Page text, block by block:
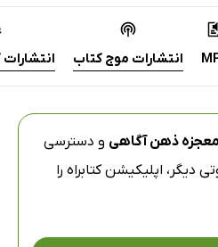
انتشارات موج کتاب
ذهن آگاهی و دسترسی
دیگر، اپلیکیشن کتابراه را